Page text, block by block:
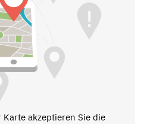
akzeptieren Sie die